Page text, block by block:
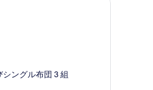
ングル布団 3 組